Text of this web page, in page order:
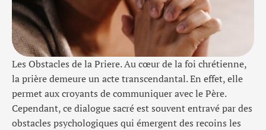
Les Obstacles de la Priere. Au cœur de la foi chrétienne,
la prière demeure un acte transcendantal. En effet, elle
permet aux croyants de communiquer avec le Père.
Cependant, ce dialogue sacré est souvent entravé par des
obstacles psychologiques qui émergent des recoins les